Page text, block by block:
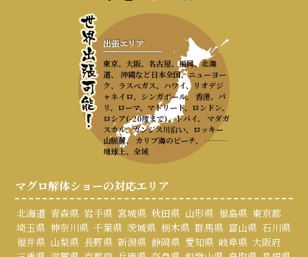
出張エリア
東京、大阪、名古屋、福岡、北海
道、 沖縄など日本全国、ニューヨー
ク、ラスベガス、ハワイ、リオデジ
ャネイロ、シンガポール、 香港、パ
リ、ローマ、マドリード、ロンドン、
ロシア(-20度まで)、ドバイ、 マダガ
スカル、ガンジス川沿い、ロッキー
山脈麓、 カリブ海のビーチ、 ………
地球上、全域
マグロ解体ショーの対応エリア
北海道 青森県 岩手県 宮城県 秋田県 山形県 福島県 東京都
埼玉県 神奈川県 千葉県 茨城県 栃木県 群馬県 富山県 石川県
福井県 山梨県 長野県 新潟県 静岡県 愛知県 岐阜県 大阪府